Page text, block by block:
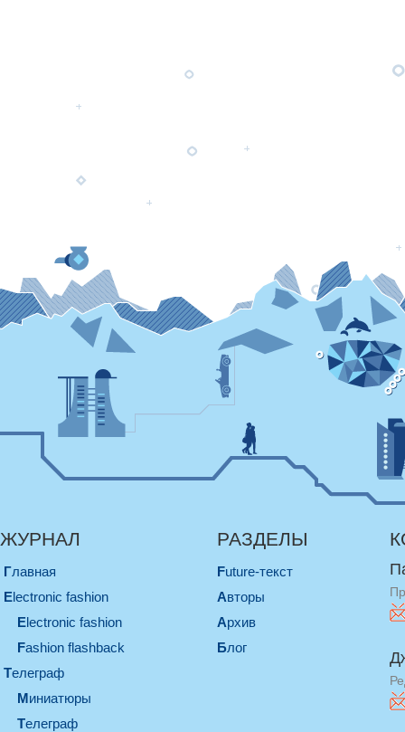
ЖУРНАЛ
Главная
electronic fashion
electronic fashion
Fashion flashback
телеграф
миниатюры
телеграф
РАЗДЕЛЫ
Future-текст
Авторы
Архив
Блог